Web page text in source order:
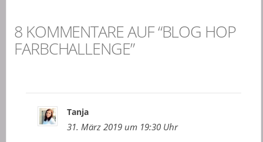
8 KOMMENTARE AUF “BLOG HOP
FARBCHALLENGE”
Tanja
31. März 2019 um 19:30 Uhr